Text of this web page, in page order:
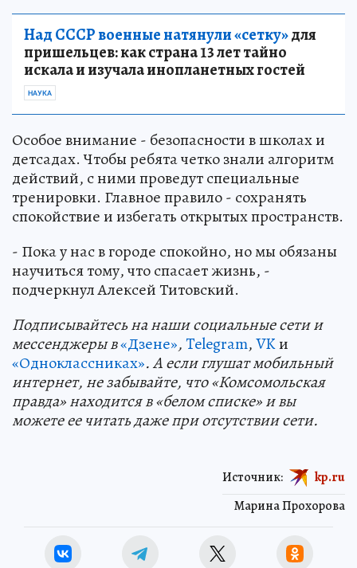
Над СССР военные натянули «сетку»для
пришельцев: как страна 13 лет тайно
искала и изучала инопланетных гостей
НАУКА
Особое внимание - безопасности в школах и
детсадах. Чтобы ребята четко знали алгоритм
действий, с ними проведут специальные
тренировки. Главное правило - сохранять
спокойствие и избегать открытых пространств.
- Пока у нас в городе спокойно, но мы обязаны
научиться тому, что спасает жизнь, -
подчеркнул Алексей Титовский.
Подписывайтесь на наши социальные сети и
мессенджеры в«Дзене»,Telegram,VKи
«Одноклассниках». А если глушат мобильный
интернет, не забывайте, что «Комсомольская
правда» находится в «белом списке» и вы
можете ее читать даже при отсутствии сети.
Марина Прохорова
Источник: kp.ru